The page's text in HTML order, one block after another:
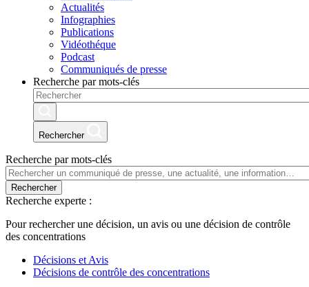
Actualités
Infographies
Publications
Vidéothéque
Podcast
Communiqués de presse
Recherche par mots-clés
Rechercher
Recherche par mots-clés
Rechercher
Recherche experte :
Pour rechercher une décision, un avis ou une décision de contrôle
des concentrations
Décisions et Avis
Décisions de contrôle des concentrations